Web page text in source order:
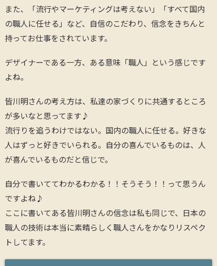
また、「流行やマーケティングは考えない」「すべて国内
の職人に任せる」など、自信のこだわり、信念をきちんと
持ってお仕事をされています。
デザイナーである一方、ある意味「職人」という感じです
よね。
皆川明さんの考え方は、私達の家づくりに共通するところ
が多いなと思ってます♪
流行りを追うわけではない。国内の職人に任せる。好きな
人はずっと好きでいられる。自分の喜んでいるものは、人
が喜んでいるものだと信じで。
自分で書いててわかるわかる！！そうそう！！って思うん
ですよね♪
ここに書いてある皆川明さんの信念は私も同じで、日本の
職人の技術は本当に素晴らしく職人さんをかなりリスペク
トしてます。